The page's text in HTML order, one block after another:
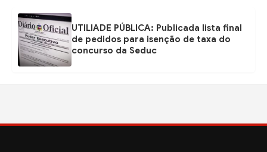
UTILIADE PÚBLICA: Publicada lista final
de pedidos para isenção de taxa do
concurso da Seduc